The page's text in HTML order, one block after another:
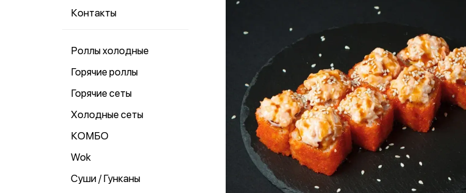
Контакты
Роллы холодные
Горячие роллы
Горячие сеты
Холодные сеты
КОМБО
Wok
Суши / Гунканы